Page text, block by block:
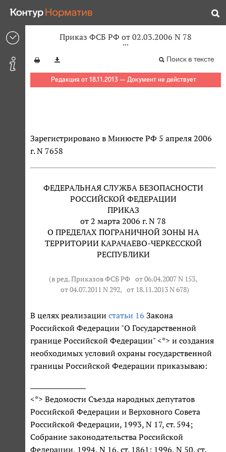
Приказ ФСБ РФ от 02.03.2006 N 78
Поиск в тексте
Редакция от 18.11.2013 — Документ не действует
Зарегистрировано в Минюсте РФ 5 апреля 2006
г. N 7658
ФЕДЕРАЛЬНАЯ СЛУЖБА БЕЗОПАСНОСТИ
РОССИЙСКОЙ ФЕДЕРАЦИИ
ПРИКАЗ
от 2 марта 2006 г. N 78
О ПРЕДЕЛАХ ПОГРАНИЧНОЙ ЗОНЫ НА
ТЕРРИТОРИИ КАРАЧАЕВО-ЧЕРКЕССКОЙ
РЕСПУБЛИКИ
(в ред. Приказов ФСБ РФ от 06.04.2007 N 153,
от 04.07.2011 N 292, от 18.11.2013 N 678)
В целях реализации статьи 16 Закона
Российской Федерации "О Государственной
границе Российской Федерации" <*> и создания
необходимых условий охраны государственной
границы Российской Федерации приказываю:
<*> Ведомости Съезда народных депутатов
Российской Федерации и Верховного Совета
Российской Федерации, 1993, N 17, ст. 594;
Собрание законодательства Российской
Федерации, 1994, N 16, ст. 1861; 1996, N 50, ст.